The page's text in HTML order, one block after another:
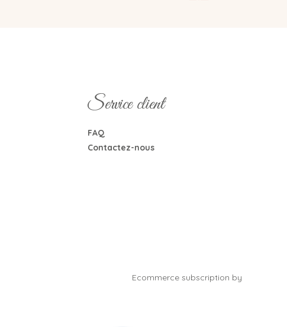
Service client
FAQ
Contactez-nous
Ecommerce subscription by